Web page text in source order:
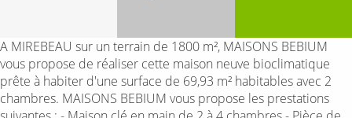
A MIREBEAU sur un terrain de 1800 m², MAISONS BEBIUM
vous propose de réaliser cette maison neuve bioclimatique
prête à habiter d'une surface de 69,93 m² habitables avec 2
chambres. MAISONS BEBIUM vous propose les prestations